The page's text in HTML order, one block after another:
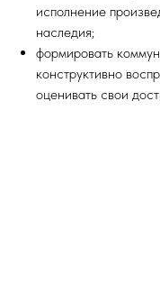
исполнение
наследия;
формировать
конструктивно
оценивать свои